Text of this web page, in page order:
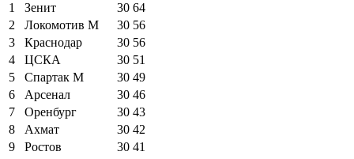
1
Зенит 30 64
2
Локомотив М 30 56
3
Краснодар 30 56
4
ЦСКА 30 51
5
Спартак М 30 49
6
Арсенал 30 46
7
Оренбург 30 43
8
Ахмат 30 42
9
Ростов 30 41